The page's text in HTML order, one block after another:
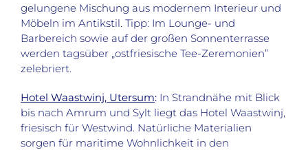
gelungene Mischung aus modernem Interieur und
Möbeln im Antikstil. Tipp: Im Lounge- und
Barbereich sowie auf der großen Sonnenterrasse
werden tagsüber „ostfriesische Tee-Zeremonien”
zelebriert.
Hotel Waastwinj, Utersum: In Strandnähe mit Blick
bis nach Amrum und Sylt liegt das Hotel Waastwinj,
friesisch für Westwind. Natürliche Materialien
sorgen für maritime Wohnlichkeit in den